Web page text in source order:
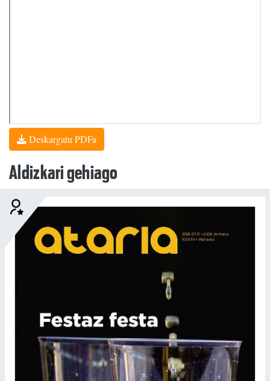
Deskargatu PDFa
Aldizkari gehiago